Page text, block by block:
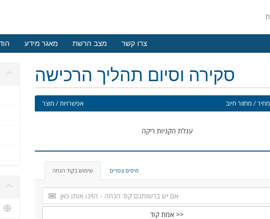
מאגר מידע מצב הרשת צרו קשר
סקירה וסיום תהליך הרכישה
אפשרויות / מוצר מחיר / מחזור חיוב
עגלת הקניות ריקה
שימוש בקוד הנחה מיסים צפויים
אמת קוד >>